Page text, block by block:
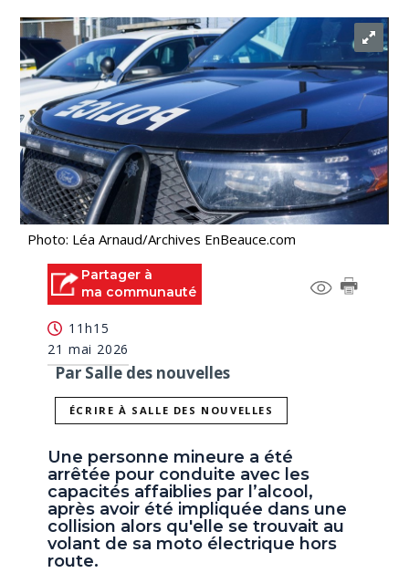
Photo: Léa Arnaud/Archives EnBeauce.com
Partager à
ma communauté
11h15
21 mai 2026
Par Salle des nouvelles
ÉCRIRE À SALLE DES NOUVELLES
Une personne mineure a été
arrêtée pour conduite avec les
capacités affaiblies par l’alcool,
après avoir été impliquée dans une
collision alors qu'elle se trouvait au
volant de sa moto électrique hors
route.